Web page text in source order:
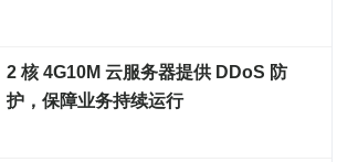
2 核 4G10M 云服务器提供 DDoS 防
护，保障业务持续运行​